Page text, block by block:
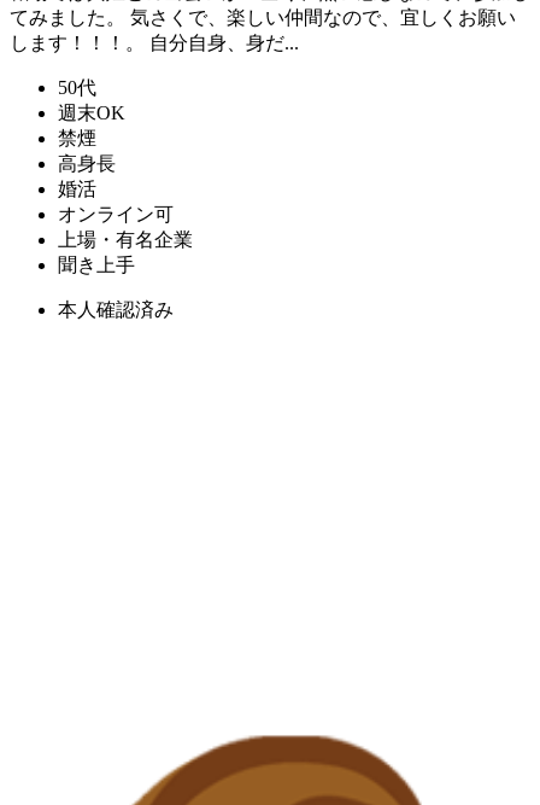
てみました。 気さくで、楽しい仲間なので、宜しくお願い
します！！！。 自分自身、身だ...
50代
週末OK
禁煙
高身長
婚活
オンライン可
上場・有名企業
聞き上手
本人確認済み